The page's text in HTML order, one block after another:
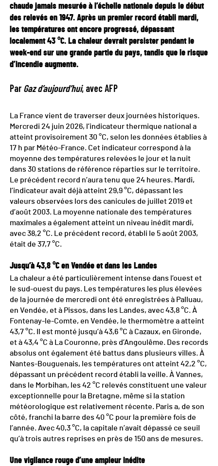
chaude jamais mesurée à l’échelle nationale depuis le début
des relevés en 1947. Après un premier record établi mardi,
les températures ont encore progressé, dépassant
localement 43 °C. La chaleur devrait persister pendant le
week-end sur une grande partie du pays, tandis que le risque
d’incendie augmente.
Par Gaz d’aujourd’hui, avec AFP
La France vient de traverser deux journées historiques.
Mercredi 24 juin 2026, l’indicateur thermique national a
atteint provisoirement 30 °C, selon les données établies à
17 h par Météo-France. Cet indicateur correspond à la
moyenne des températures relevées le jour et la nuit
dans 30 stations de référence réparties sur le territoire.
Le précédent record n’aura tenu que 24 heures. Mardi,
l’indicateur avait déjà atteint 29,9 °C, dépassant les
valeurs observées lors des canicules de juillet 2019 et
d’août 2003. La moyenne nationale des températures
maximales a également atteint un niveau inédit mardi,
avec 38,2 °C. Le précédent record, établi le 5 août 2003,
était de 37,7 °C.
Jusqu’à 43,8 °C en Vendée et dans les Landes
La chaleur a été particulièrement intense dans l’ouest et
le sud-ouest du pays. Les températures les plus élevées
de la journée de mercredi ont été enregistrées à Palluau,
en Vendée, et à Pissos, dans les Landes, avec 43,8 °C. À
Fontenay-le-Comte, en Vendée, le thermomètre a atteint
43,7 °C. Il est monté jusqu’à 43,6 °C à Cazaux, en Gironde,
et à 43,4 °C à La Couronne, près d’Angoulême. Des records
absolus ont également été battus dans plusieurs villes. À
Nantes-Bouguenais, les températures ont atteint 42,2 °C,
dépassant un précédent record établi la veille. À Vannes,
dans le Morbihan, les 42 °C relevés constituent une valeur
exceptionnelle pour la Bretagne, même si la station
météorologique est relativement récente. Paris a, de son
côté, franchi la barre des 40 °C pour la première fois de
l’année. Avec 40,3 °C, la capitale n’avait dépassé ce seuil
qu’à trois autres reprises en près de 150 ans de mesures.
Une vigilance rouge d’une ampleur inédite